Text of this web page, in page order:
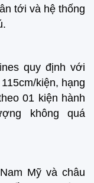
tới và hệ thống
quy định với
kiện, hạng
01 kiện hành
không quá
Mỹ và châu